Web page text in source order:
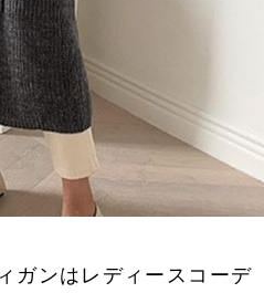
ガンはレディースコーデ